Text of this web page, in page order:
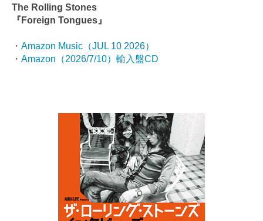
The Rolling Stones
『Foreign Tongues』
・ Amazon Music（JUL 10 2026）
・ Amazon（2026/7/10）輸入盤CD